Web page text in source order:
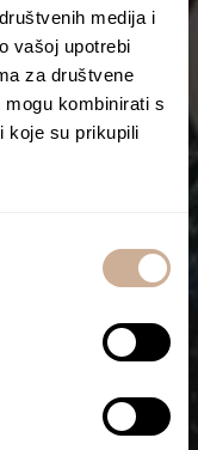
medija i
vašoj upotrebi
za društvene
kombinirati s
koje su prikupili